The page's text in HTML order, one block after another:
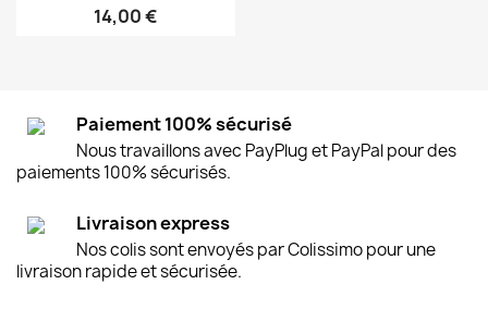
Prix
14,00 €
Paiement 100% sécurisé
Nous travaillons avec PayPlug et PayPal pour des
paiements 100% sécurisés.
Livraison express
Nos colis sont envoyés par Colissimo pour une
livraison rapide et sécurisée.